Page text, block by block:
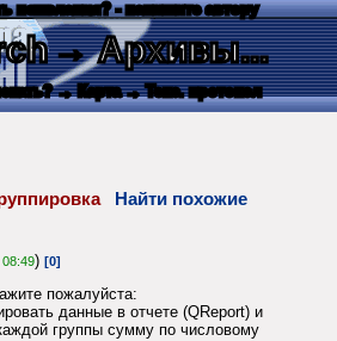
пожелания? - напишите автору
→ Архивы...
→ Карта → Текс. протокол
Найти похожие
) [0]
пожалуйста:
данные в отчете (QReport) и
группы сумму по числовому